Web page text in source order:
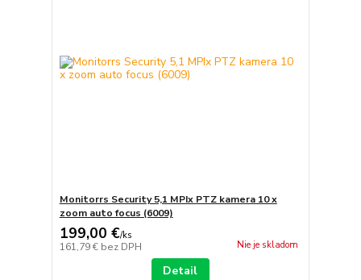
Monitorrs Security 5,1 MPIx PTZ kamera 10 x
zoom auto focus (6009)
199,00 €/ks
161,79 € bez DPH Nie je skladom
Detail